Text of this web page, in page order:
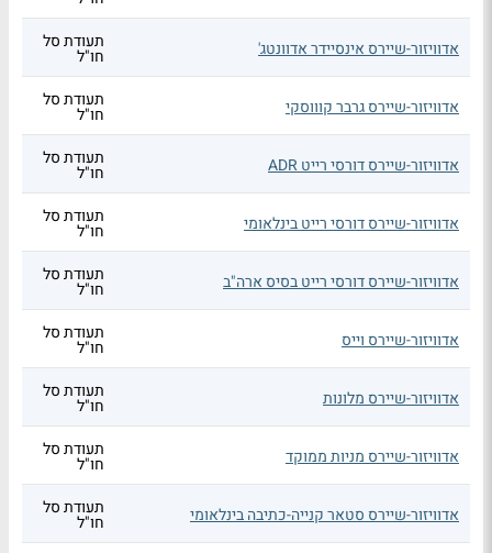
אדוויזור-שיירס אינסיידר אדוונטג' תעודת סל
חו"ל
אדוויזור-שיירס גרבר קוווסקי תעודת סל
חו"ל
אדוויזור-שיירס דורסי רייט ADR תעודת סל
חו"ל
אדוויזור-שיירס דורסי רייט בינלאומי תעודת סל
חו"ל
אדוויזור-שיירס דורסי רייט בסיס ארה"ב תעודת סל
חו"ל
אדוויזור-שיירס וייס תעודת סל
חו"ל
אדוויזור-שיירס מלונות תעודת סל
חו"ל
אדוויזור-שיירס מניות ממוקד תעודת סל
חו"ל
אדוויזור-שיירס סטאר קנייה-כתיבה בינלאומי תעודת סל
חו"ל